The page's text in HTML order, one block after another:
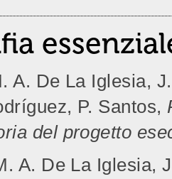
A. De La Iglesia,
P. Santos,
del progetto
A. De La Iglesia,